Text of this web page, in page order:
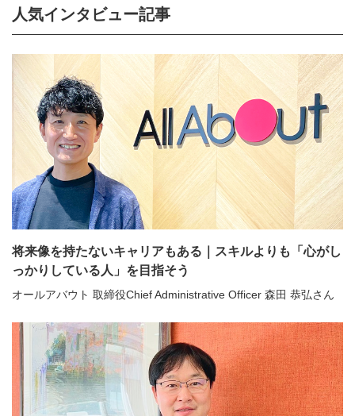
人気インタビュー記事
将来像を持たないキャリアもある｜スキルよりも「心がし
っかりしている人」を目指そう
オールアバウト 取締役Chief Administrative Officer 森田 恭弘さん